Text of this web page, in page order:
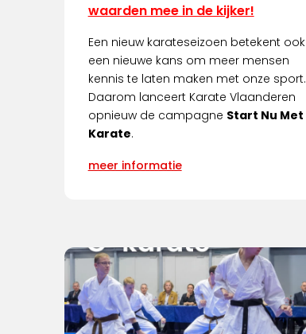
waarden mee in de kijker!
Een nieuw karateseizoen betekent ook
een nieuwe kans om meer mensen
kennis te laten maken met onze sport.
Daarom lanceert Karate Vlaanderen
opnieuw de campagne Start Nu Met
Karate.
meer informatie